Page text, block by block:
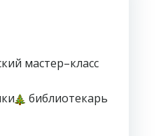
мастер–класс
библиотекарь